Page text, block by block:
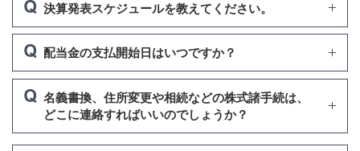
決算発表スケジュールを教えてください。
配当金の支払開始日はいつですか？
名義書換、住所変更や相続などの株式諸手続は、
どこに連絡すればいいのでしょうか？